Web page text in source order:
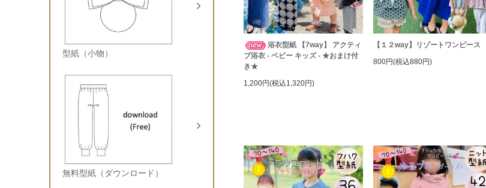
浴衣型紙 【7way】 アクティ
ブ浴衣 - ベビー キッズ - ★おまけ付
き★
1,200円(税込1,320円)
【１２way】リゾートワンピース
800円(税込880円)
型紙（小物）
無料型紙（ダウンロード）